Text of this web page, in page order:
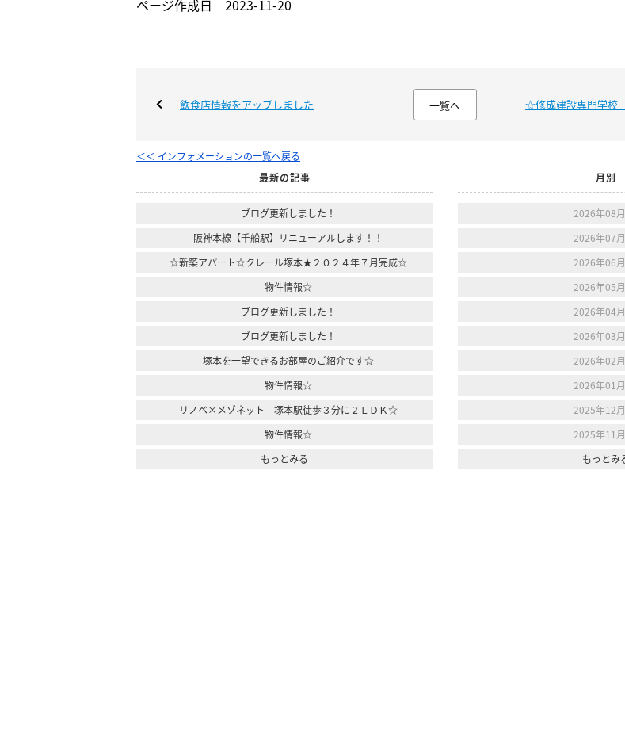
ページ作成日 2023-11-20
飲食店情報をアップしました 一覧へ ☆修成建設専門学
＜＜ インフォメーションの一覧へ戻る
最新の記事
ブログ更新しました！
阪神本線【千船駅】リニューアルします！！
☆新築アパート☆クレール塚本★２０２４年７月完成☆
物件情報☆
ブログ更新しました！
ブログ更新しました！
塚本を一望できるお部屋のご紹介です☆
物件情報☆
リノベ×メゾネット 塚本駅徒歩３分に２ＬＤＫ☆
物件情報☆
もっとみる
月別
2026年08
2026年07
2026年06
2026年05
2026年04
2026年03
2026年02
2026年01
2025年12
2025年11
もっとみ